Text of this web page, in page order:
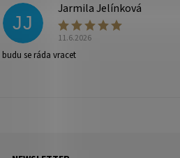
JJ
Jarmila Jelínková
11.6.2026
budu se ráda vracet